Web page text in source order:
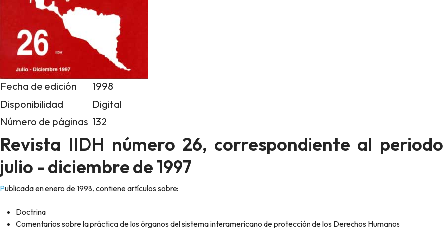
Fecha de edición
1998
Disponibilidad
Digital
Número de páginas 132
Revista IIDH número 26, correspondiente al periodo
julio - diciembre de 1997
Publicada en enero de 1998, contiene artículos sobre:
Doctrina
Comentarios sobre la práctica de los órganos del sistema interamericano de protección de los Derechos Humanos